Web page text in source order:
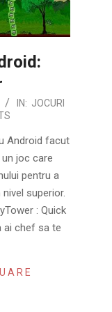
IN: JOCURI
Android facut
joc care
pentru a
superior.
: Quick
ai chef sa te